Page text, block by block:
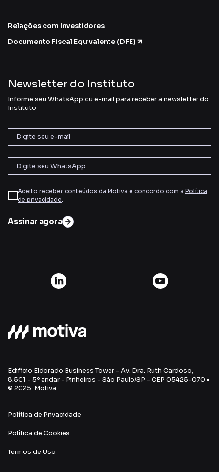
Relações com Investidores
Documento Fiscal Equivalente (DFE)
Newsletter do Instituto
Informe seu WhatsApp ou e-mail para receber a newsletter do
Instituto
Aceito receber conteúdos da Motiva e concordo com a Política
de privacidade.
Assinar agora
Edifício Eldorado Business Tower - Av. Dra. Ruth Cardoso,
8.501 - 5º andar - Pinheiros - São Paulo/SP - CEP 05425-070 •
© 2025 Motiva
Política de Privacidade
Política de Cookies
Termos de Uso